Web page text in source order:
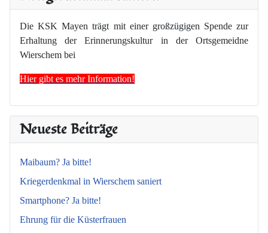
Die KSK Mayen trägt mit einer großzügigen Spende zur
Erhaltung der Erinnerungskultur in der Ortsgemeidne
Wierschem bei
Hier gibt es mehr Information!
Neueste Beiträge
Maibaum? Ja bitte!
Kriegerdenkmal in Wierschem saniert
Smartphone? Ja bitte!
Ehrung für die Küsterfrauen